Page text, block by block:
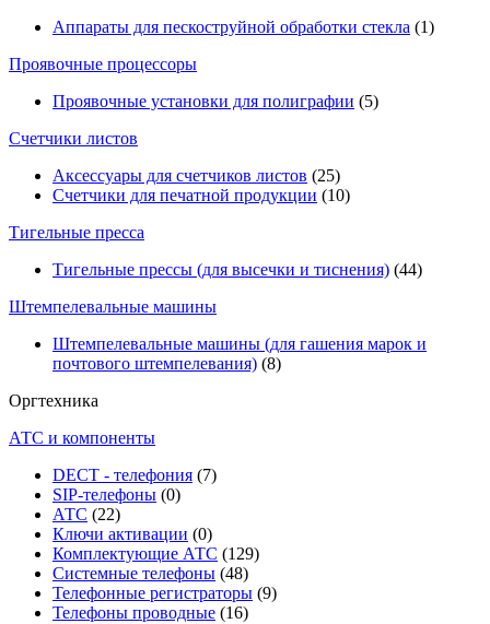
Аппараты для пескоструйной обработки стекла (1)
Проявочные процессоры
Проявочные установки для полиграфии (5)
Счетчики листов
Аксессуары для счетчиков листов (25)
Счетчики для печатной продукции (10)
Тигельные пресса
Тигельные прессы (для высечки и тиснения) (44)
Штемпелевальные машины
Штемпелевальные машины (для гашения марок и
почтового штемпелевания) (8)
Оргтехника
АТС и компоненты
DECT - телефония (7)
SIP-телефоны (0)
АТС (22)
Ключи активации (0)
Комплектующие АТС (129)
Системные телефоны (48)
Телефонные регистраторы (9)
Телефоны проводные (16)